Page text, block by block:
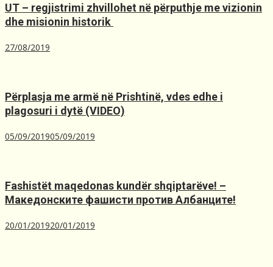
UT – regjistrimi zhvillohet në përputhje me vizionin
dhe misionin historik ️
27/08/2019
Përplasja me armë në Prishtinë, ​vdes edhe i
plagosuri i dytë (VIDEO)
05/09/201905/09/2019
Fashistët maqedonas kundër shqiptarëve! –
Македонските фашисти против Албанците!
20/01/201920/01/2019